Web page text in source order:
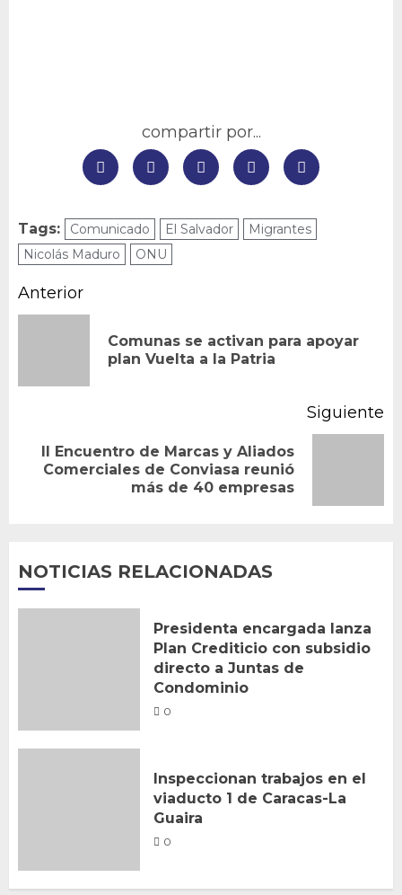
compartir por...
Tags: Comunicado El Salvador
Migrantes
Nicolás Maduro
ONU
Navegación
entradas
Anterior
Comunas se activan para apoyar
plan Vuelta a la Patria
Siguiente
Siguiente
II Encuentro de Marcas y Aliados
Comerciales de Conviasa reunió
más de 40 empresas
NOTICIAS RELACIONADAS
Presidenta encargada lanza
Plan Crediticio con subsidio
directo a Juntas de
Condominio
0
Inspeccionan trabajos en el
viaducto 1 de Caracas-La
Guaira
0